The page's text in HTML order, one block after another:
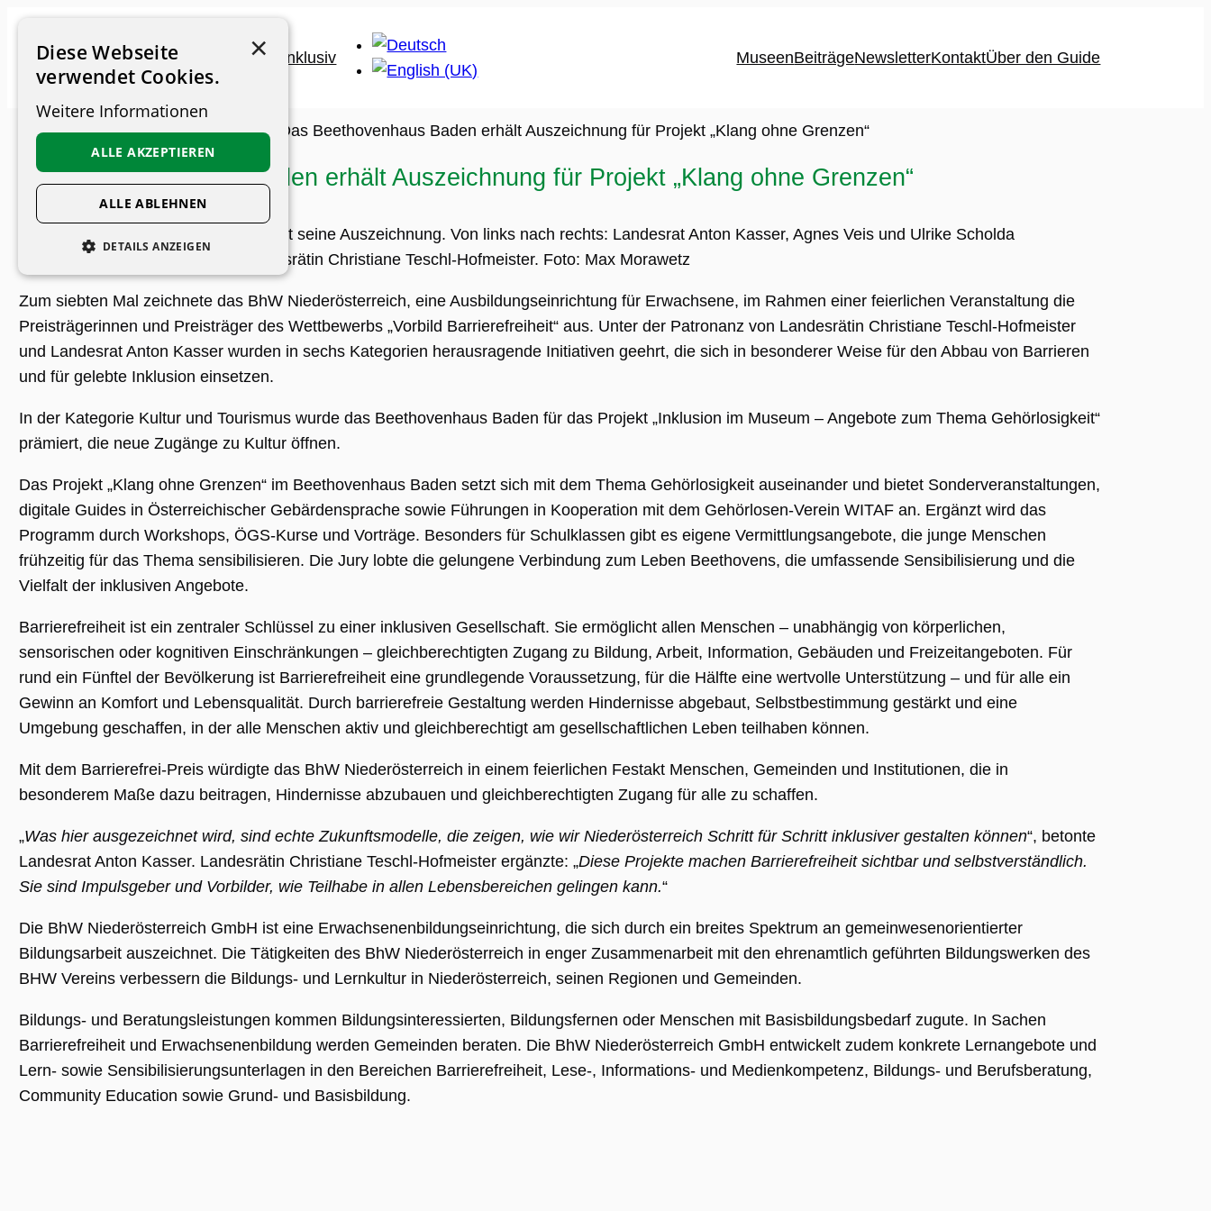
Inhalt
springen
MuseenBeiträgeNewsletterKontaktÜber den Guide
Museums-Guide>Archiv>News> Das Beethovenhaus Baden erhält Auszeichnung für Projekt „Klang ohne Grenzen“
Das Beethovenhaus Baden erhält Auszeichnung für Projekt „Klang ohne Grenzen“
Das Beethovenhaus Baden feiert seine Auszeichnung. Von links nach rechts: Landesrat Anton Kasser, Agnes Veis und Ulrike Scholda
(Beethovenhaus Baden), Landesrätin Christiane Teschl-Hofmeister. Foto: Max Morawetz
Zum siebten Mal zeichnete das BhW Niederösterreich, eine Ausbildungseinrichtung für Erwachsene, im Rahmen einer feierlichen Veranstaltung die
Preisträgerinnen und Preisträger des Wettbewerbs „Vorbild Barrierefreiheit“ aus. Unter der Patronanz von Landesrätin Christiane Teschl-Hofmeister
und Landesrat Anton Kasser wurden in sechs Kategorien herausragende Initiativen geehrt, die sich in besonderer Weise für den Abbau von Barrieren
und für gelebte Inklusion einsetzen.
In der Kategorie Kultur und Tourismus wurde das Beethovenhaus Baden für das Projekt „Inklusion im Museum – Angebote zum Thema Gehörlosigkeit“
prämiert, die neue Zugänge zu Kultur öffnen.
Das Projekt „Klang ohne Grenzen“ im Beethovenhaus Baden setzt sich mit dem Thema Gehörlosigkeit auseinander und bietet Sonderveranstaltungen,
digitale Guides in Österreichischer Gebärdensprache sowie Führungen in Kooperation mit dem Gehörlosen-Verein WITAF an. Ergänzt wird das
Programm durch Workshops, ÖGS-Kurse und Vorträge. Besonders für Schulklassen gibt es eigene Vermittlungsangebote, die junge Menschen
frühzeitig für das Thema sensibilisieren. Die Jury lobte die gelungene Verbindung zum Leben Beethovens, die umfassende Sensibilisierung und die
Vielfalt der inklusiven Angebote.
Barrierefreiheit ist ein zentraler Schlüssel zu einer inklusiven Gesellschaft. Sie ermöglicht allen Menschen – unabhängig von körperlichen,
sensorischen oder kognitiven Einschränkungen – gleichberechtigten Zugang zu Bildung, Arbeit, Information, Gebäuden und Freizeitangeboten. Für
rund ein Fünftel der Bevölkerung ist Barrierefreiheit eine grundlegende Voraussetzung, für die Hälfte eine wertvolle Unterstützung – und für alle ein
Gewinn an Komfort und Lebensqualität. Durch barrierefreie Gestaltung werden Hindernisse abgebaut, Selbstbestimmung gestärkt und eine
Umgebung geschaffen, in der alle Menschen aktiv und gleichberechtigt am gesellschaftlichen Leben teilhaben können.
Mit dem Barrierefrei-Preis würdigte das BhW Niederösterreich in einem feierlichen Festakt Menschen, Gemeinden und Institutionen, die in
besonderem Maße dazu beitragen, Hindernisse abzubauen und gleichberechtigten Zugang für alle zu schaffen.
„Was hier ausgezeichnet wird, sind echte Zukunftsmodelle, die zeigen, wie wir Niederösterreich Schritt für Schritt inklusiver gestalten können“, betonte
Landesrat Anton Kasser. Landesrätin Christiane Teschl-Hofmeister ergänzte: „Diese Projekte machen Barrierefreiheit sichtbar und selbstverständlich.
Sie sind Impulsgeber und Vorbilder, wie Teilhabe in allen Lebensbereichen gelingen kann.“
Die BhW Niederösterreich GmbH ist eine Erwachsenenbildungseinrichtung, die sich durch ein breites Spektrum an gemeinwesenorientierter
Bildungsarbeit auszeichnet. Die Tätigkeiten des BhW Niederösterreich in enger Zusammenarbeit mit den ehrenamtlich geführten Bildungswerken des
BHW Vereins verbessern die Bildungs- und Lernkultur in Niederösterreich, seinen Regionen und Gemeinden.
Bildungs- und Beratungsleistungen kommen Bildungsinteressierten, Bildungsfernen oder Menschen mit Basisbildungsbedarf zugute. In Sachen
Barrierefreiheit und Erwachsenenbildung werden Gemeinden beraten. Die BhW Niederösterreich GmbH entwickelt zudem konkrete Lernangebote und
Lern- sowie Sensibilisierungsunterlagen in den Bereichen Barrierefreiheit, Lese-, Informations- und Medienkompetenz, Bildungs- und Berufsberatung,
Community Education sowie Grund- und Basisbildung.
×
Diese Webseite
verwendet Cookies.
Weitere Informationen
ALLE AKZEPTIEREN
ALLE ABLEHNEN
DETAILS ANZEIGEN
UNBEDINGT ERFORDERLICH
PERSONALISIERUNG
FUNKTIONALITÄT
Personalisierung
Funktionalität
wesentliche Kernfunktionen der Website wie
Kontoverwaltung. Ohne die unbedingt
erforderlichen Cookies kann die Website nicht
ordnungsgemäß verwendet werden.
Name
Anbieter / Domäne Ablaufdatum
Beschreibung
CookieScriptConsent
CookieScript
.museumsguide.net
1 Jahr 1
Monat
Dieses Cookie wird vom
Cookie-Script.com-Dienst
verwendet, um die
Einwilligungseinstellungen
für Besucher-Cookies zu
speichern. Das Cookie-
Banner von Cookie-
Script.com muss
_GRECAPTCHA
Google LLC
www.google.com
5 Monate 4
Wochen
Google reCAPTCHA setzt
ein erforderliches Cookie
Risikoanalyse
Name Anbieter / Domäne Ablaufdatum
Beschreibung
_ga
Google LLC
1 Jahr 1
Dieser Cookie-
Google Universal
Analytics
verknüpft. Dies ist
eine wichtige
Aktualisierung des
am häufigsten
verwendeten
Analysedienstes
Google Privacy Policy